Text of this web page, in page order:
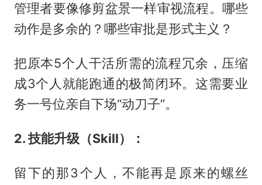
管理者要像修剪盆景一样审视流程。哪些
动作是多余的？哪些审批是形式主义？
把原本5个人干活所需的流程冗余，压缩
成3个人就能跑通的极简闭环。这需要业
务一号位亲自下场“动刀子”。
2. 技能升级（Skill）：
留下的那3个人，不能再是原来的螺丝